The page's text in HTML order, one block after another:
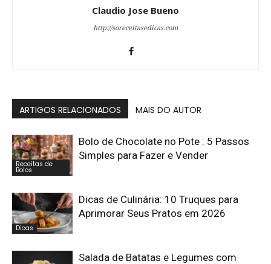
Claudio Jose Bueno
http://soreceitasedicas.com
ARTIGOS RELACIONADOS MAIS DO AUTOR
Receitas de
Bolos
Bolo de Chocolate no Pote : 5 Passos
Simples para Fazer e Vender
Dicas
Dicas de Culinária: 10 Truques para
Aprimorar Seus Pratos em 2026
Salada de Batatas e Legumes com